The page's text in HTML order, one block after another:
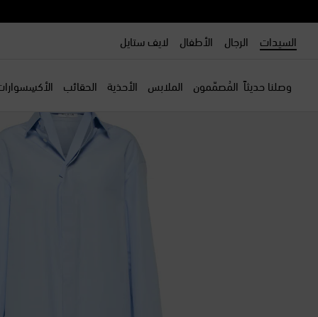
السيدات الرجال الأطفال لايف ستايل
وصلنا حديثاً المُصمّمون الملابس الأحذية الحقائب